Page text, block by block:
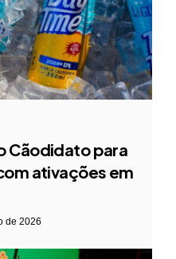
Cãodidato para
ativações em
de 2026